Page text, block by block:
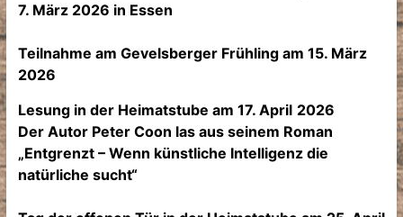
7. März 2026 in Essen
Teilnahme am Gevelsberger Frühling am 15. März
2026
Lesung in der Heimatstube am 17. April 2026
Der Autor Peter Coon las aus seinem Roman
„Entgrenzt – Wenn künstliche Intelligenz die
natürliche sucht“